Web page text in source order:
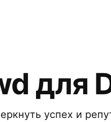
для
успех и